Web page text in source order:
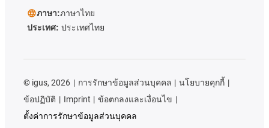
ภาษา:ภาษาไทย
ประเทศ: ประเทศไทย
© igus, 2026 การรักษาข้อมูลส่วนบุคคล
นโยบายคุกกี้
ข้อปฏิบัติ
Imprint
ข้อตกลงและเงื่อนไข
ตั้งค่าการรักษาข้อมูลส่วนบุคคล